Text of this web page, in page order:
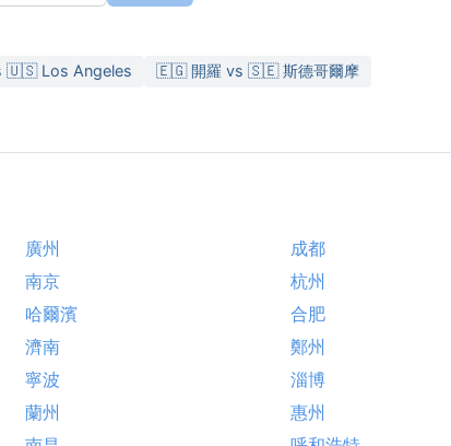
🇺🇸 Los Angeles
🇪🇬 開羅 vs 🇸🇪 斯德哥爾摩
廣州
成都
南京
杭州
哈爾濱
合肥
濟南
鄭州
寧波
淄博
蘭州
惠州